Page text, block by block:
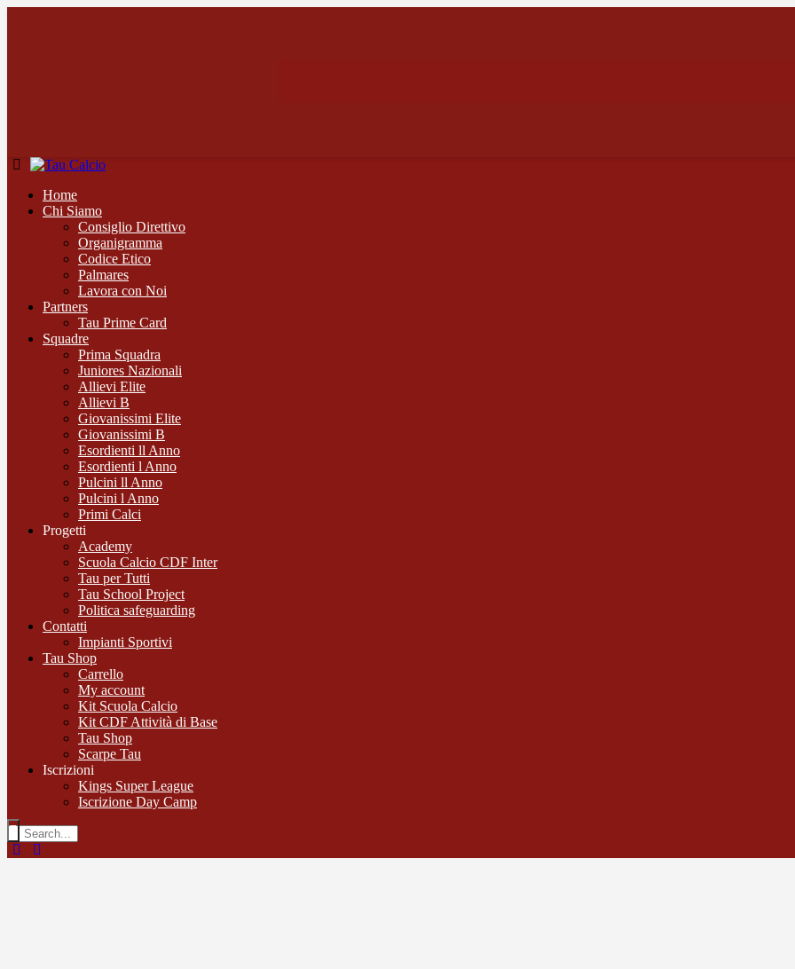
Home
Chi Siamo
Consiglio Direttivo
Organigramma
Codice Etico
Palmares
Lavora con Noi
Partners
Tau Prime Card
Squadre
Prima Squadra
Juniores Nazionali
Allievi Elite
Allievi B
Giovanissimi Elite
Giovanissimi B
Esordienti ll Anno
Esordienti l Anno
Pulcini ll Anno
Pulcini l Anno
Primi Calci
Progetti
Academy
Scuola Calcio CDF Inter
Tau per Tutti
Tau School Project
Politica safeguarding
Contatti
Impianti Sportivi
Tau Shop
Carrello
My account
Kit Scuola Calcio
Kit CDF Attività di Base
Tau Shop
Scarpe Tau
Iscrizioni
Kings Super League
Iscrizione Day Camp